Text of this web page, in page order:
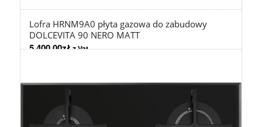
Lofra HRNM9A0 płyta gazowa do zabudowy
DOLCEVITA 90 NERO MATT
5.400,00zł z Vat